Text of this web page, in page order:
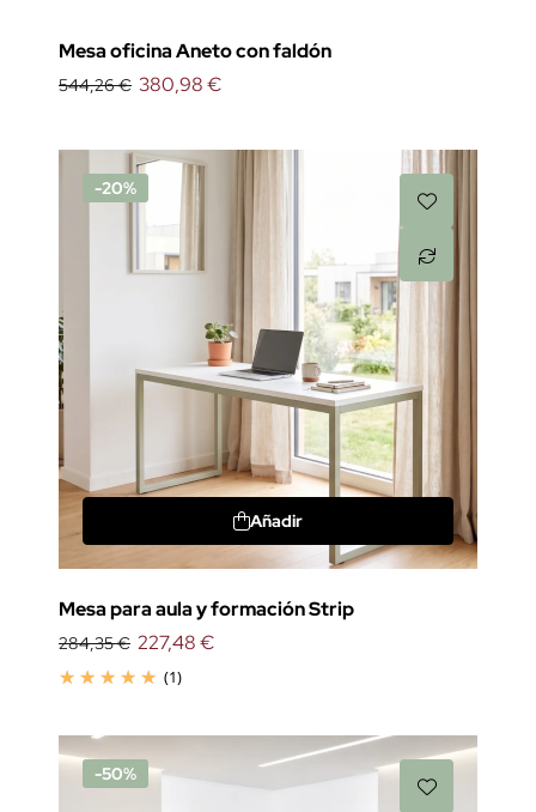
Mesa oficina Aneto con faldón
544,26 € 380,98 €
-20%
Añadir
Mesa para aula y formación Strip
284,35 €
(1)
227,48 €
-50%